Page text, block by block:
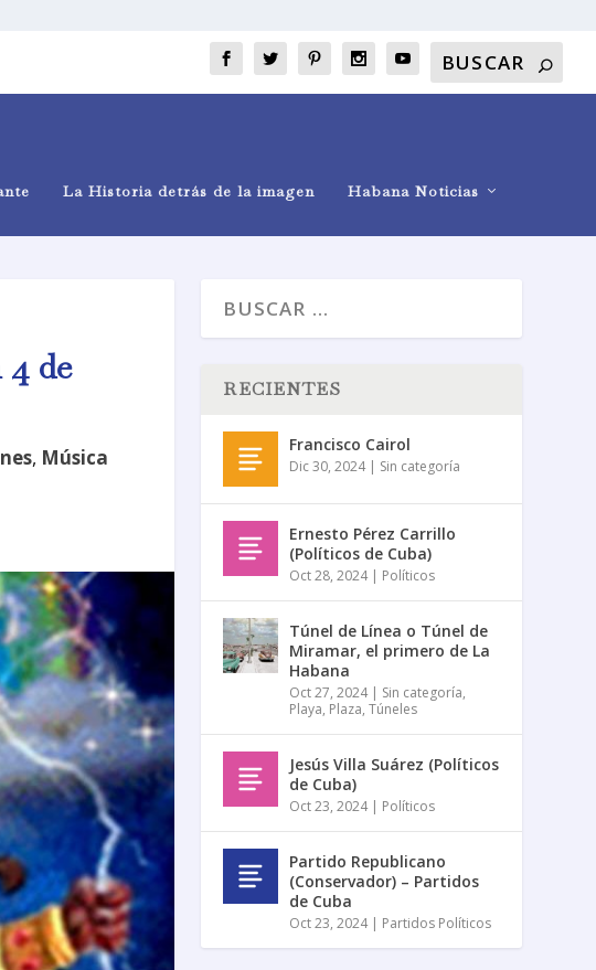
La Historia detrás de la imagen Habana Noticias
4 de
, Música
RECIENTES
Francisco Cairol
Dic 30, 2024| Sin categoría
Ernesto Pérez Carrillo
(Políticos de Cuba)
Oct 28, 2024| Políticos
Túnel de Línea o Túnel de
Miramar, el primero de La
Habana
Oct 27, 2024| Sin categoría,
Playa, Plaza,Túneles
Jesús Villa Suárez (Políticos
de Cuba)
Oct 23, 2024| Políticos
Partido Republicano
(Conservador) – Partidos
de Cuba
Oct 23, 2024| Partidos Políticos